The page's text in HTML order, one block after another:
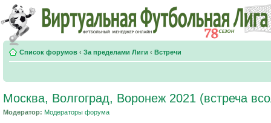
Список форумов ‹ За пределами Лиги ‹ Встречи
Москва, Волгоград, Воронеж 2021 (встреча
Модератор: Модераторы форума